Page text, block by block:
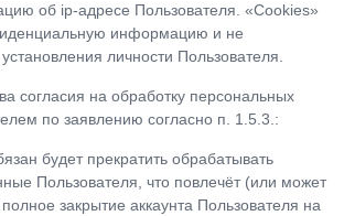
об ip-адресе Пользователя. «Cookies»
информацию и не
личности Пользователя.
согласия на обработку персональных
по заявлению согласно п. 1.5.3.:
будет прекратить обрабатывать
Пользователя, что повлечёт (или может
закрытие аккаунта Пользователя на